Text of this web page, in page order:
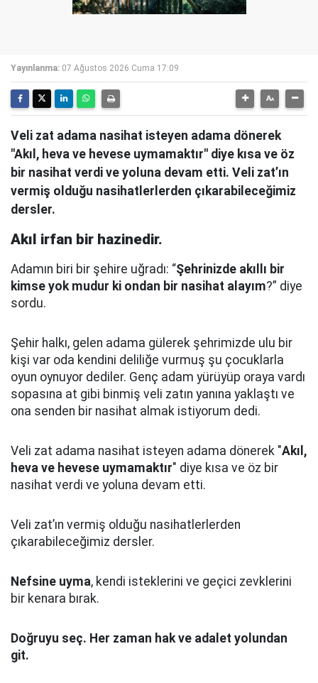
Yayınlanma: 07 Ağustos 2026 Cuma 17:09
Veli zat adama nasihat isteyen adama dönerek
"Akıl, heva ve hevese uymamaktır" diye kısa ve öz
bir nasihat verdi ve yoluna devam etti. Veli zat’ın
vermiş olduğu nasihatlerlerden çıkarabileceğimiz
dersler.
Akıl irfan bir hazinedir.
Adamın biri bir şehire uğradı: “Şehrinizde akıllı bir
kimse yok mudur ki ondan bir nasihat alayım?” diye
sordu.
Şehir halkı, gelen adama gülerek şehrimizde ulu bir
kişi var oda kendini deliliğe vurmuş şu çocuklarla
oyun oynuyor dediler. Genç adam yürüyüp oraya vardı
sopasına at gibi binmiş veli zatın yanına yaklaştı ve
ona senden bir nasihat almak istiyorum dedi.
Veli zat adama nasihat isteyen adama dönerek "Akıl,
heva ve hevese uymamaktır" diye kısa ve öz bir
nasihat verdi ve yoluna devam etti.
Veli zat’ın vermiş olduğu nasihatlerlerden
çıkarabileceğimiz dersler.
Nefsine uyma, kendi isteklerini ve geçici zevklerini
bir kenara bırak.
Doğruyu seç. Her zaman hak ve adalet yolundan
git.